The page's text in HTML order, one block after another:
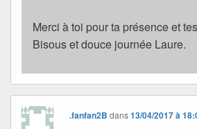
Merci à toi pour ta présence et
Bisous et douce journée Laure.
.fanfan2B dans13/04/2017 à